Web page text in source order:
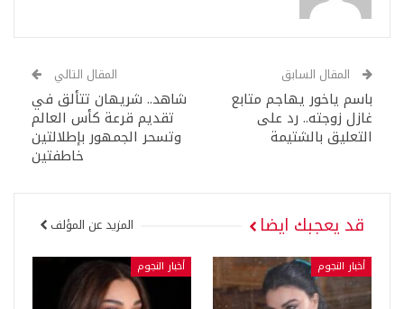
المقال السابق
باسم ياخور يهاجم متابع
غازل زوجته.. رد على
التعليق بالشتيمة
المقال التالي
شاهد.. شريهان تتألق في
تقديم قرعة كأس العالم
وتسحر الجمهور بإطلالتين
خاطفتين
قد يعجبك ايضا المزيد عن المؤلف
أخبار النجوم أخبار النجوم